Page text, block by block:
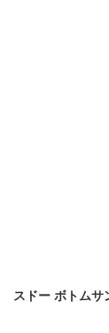
スドー ボトムサ